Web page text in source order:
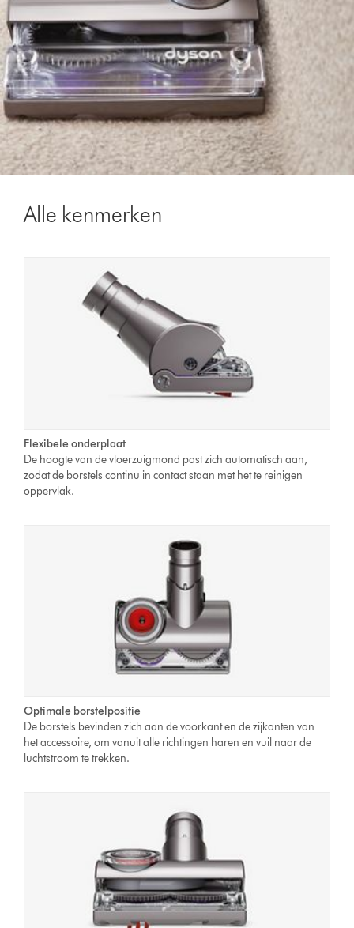
Alle kenmerken
Flexibele onderplaat
De hoogte van de vloerzuigmond past zich automatisch aan,
zodat de borstels continu in contact staan met het te reinigen
oppervlak.
Optimale borstelpositie
De borstels bevinden zich aan de voorkant en de zijkanten van
het accessoire, om vanuit alle richtingen haren en vuil naar de
luchtstroom te trekken.